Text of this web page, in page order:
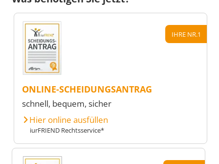
IHRE NR.1
ONLINE-SCHEIDUNGSANTRAG
schnell, bequem, sicher
Hier online ausfüllen
iurFRIEND Rechtsservice*